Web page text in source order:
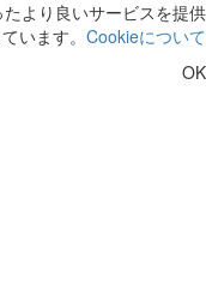
より良いサービスを提供
います。 Cookieについて
OK